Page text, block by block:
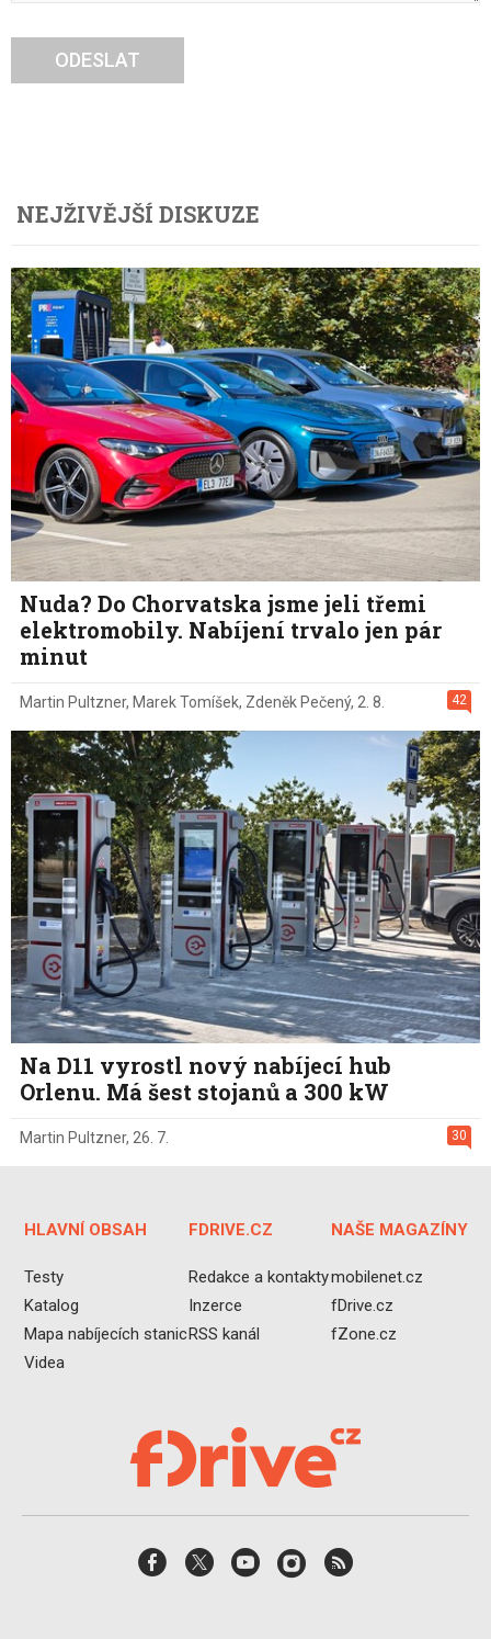
ODESLAT
NEJŽIVĚJŠÍ DISKUZE
Nuda? Do Chorvatska jsme jeli třemi
elektromobily. Nabíjení trvalo jen pár
minut
42
Martin Pultzner, Marek Tomíšek, Zdeněk Pečený, 2. 8.
Na D11 vyrostl nový nabíjecí hub
Orlenu. Má šest stojanů a 300 kW
30
Martin Pultzner, 26. 7.
HLAVNÍ OBSAH
Testy
Katalog
Mapa nabíjecích stanic
Videa
FDRIVE.CZ
Redakce a kontakty
Inzerce
RSS kanál
NAŠE MAGAZÍNY
mobilenet.cz
fDrive.cz
fZone.cz